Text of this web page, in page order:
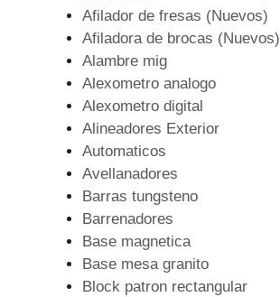
Afilador de fresas (Nuevos)
Afiladora de brocas (Nuevos)
Alambre mig
Alexometro analogo
Alexometro digital
Alineadores Exterior
Automaticos
Avellanadores
Barras tungsteno
Barrenadores
Base magnetica
Base mesa granito
Block patron rectangular